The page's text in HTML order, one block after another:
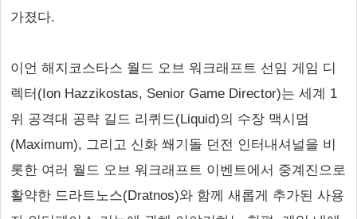
가졌다.
이언 해지코스타스 월드 오브 워크래프트 선임 게임 디
렉터(Ion Hazzikostas, Senior Game Director)는 세계 1
위 공격대 공략 길드 리퀴드(Liquid)의 수장 맥시멈
(Maximum), 그리고 신화 쐐기돌 던전 인터내셔널을 비
롯한 여러 월드 오브 워크래프트 이벤트에서 중계진으로
활약한 드라트노스(Dratnos)와 함께 새롭게 추가된 사용